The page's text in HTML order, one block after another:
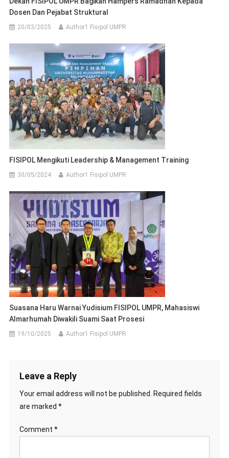
Dosen Dan Pejabat Struktural
20/03/2025 Author1 Fisipol UMPR
FISIPOL Mengikuti Leadership & Management Training
30/05/2024 Author1 Fisipol UMPR
Suasana Haru Warnai Yudisium FISIPOL UMPR, Mahasiswi
Almarhumah Diwakili Suami Saat Prosesi
19/10/2025 Author1 Fisipol UMPR
Leave a Reply
Your email address will not be published.
Required fields
are marked *
Comment *